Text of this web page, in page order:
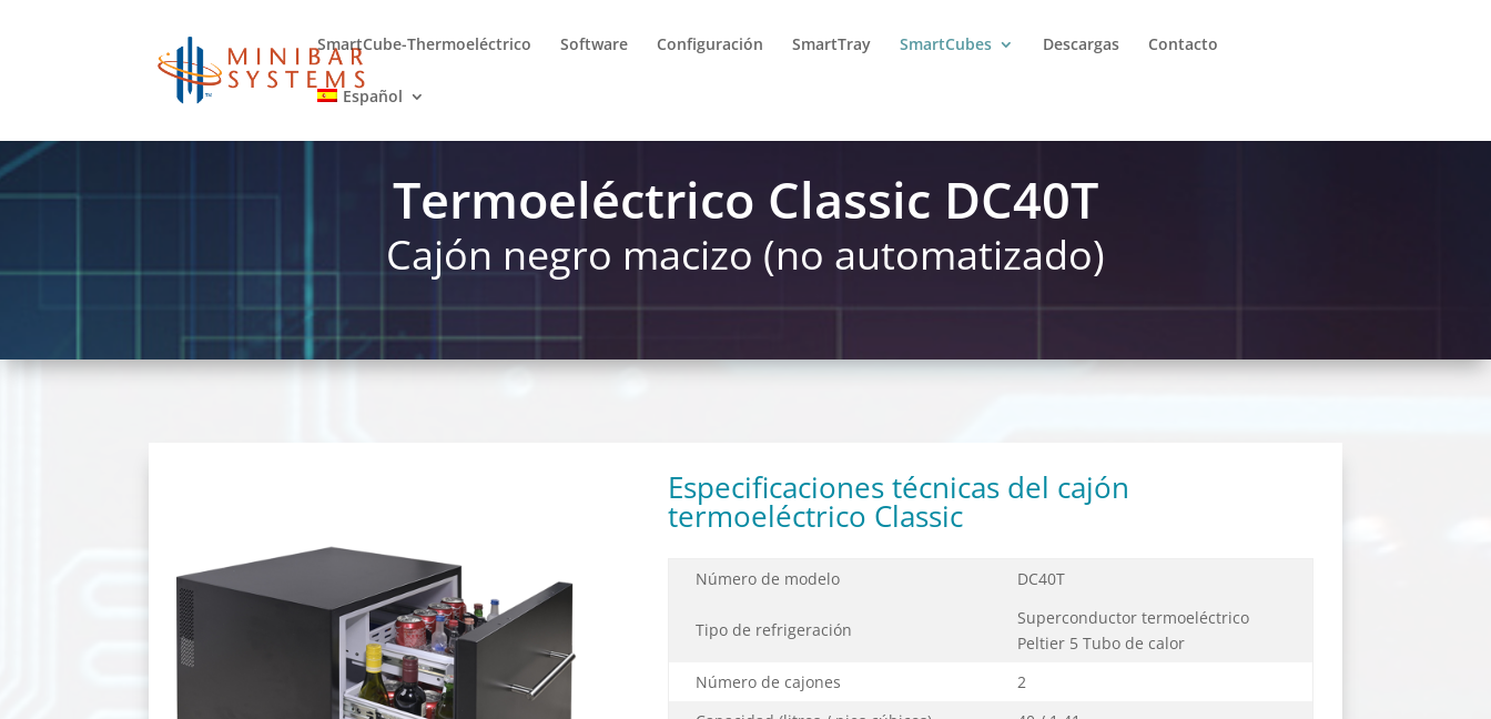
SmartCube-Thermoeléctrico Software Configuración SmartTray SmartCubes Descargas Contacto
Español
Termoeléctrico Classic DC40T
Cajón negro macizo (no automatizado)
Especificaciones técnicas del cajón
termoeléctrico Classic
Número de modelo DC40T
Tipo de refrigeración
Superconductor termoeléctrico
Peltier 5 Tubo de calor
Número de cajones
2